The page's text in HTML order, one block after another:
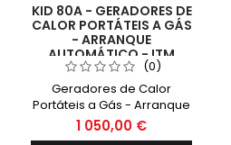
KID 80A - GERADORES DE
CALOR PORTÁTEIS A GÁS
- ARRANQUE
AUTOMÁTICO - ITM
(0)
Geradores de Calor
Portáteis a Gás - Arranque
Automático - ITM
1 050,00 €